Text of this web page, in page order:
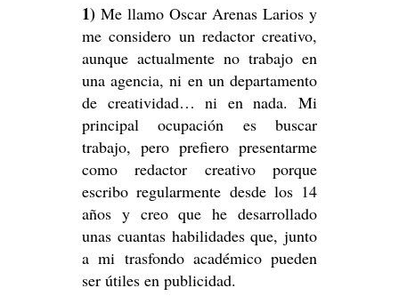
1) Me llamo Oscar Arenas Larios y
me considero un redactor creativo,
aunque actualmente no trabajo en
una agencia, ni en un departamento
de creatividad… ni en nada. Mi
principal ocupación es buscar
trabajo, pero prefiero presentarme
como redactor creativo porque
escribo regularmente desde los 14
años y creo que he desarrollado
unas cuantas habilidades que, junto
a mi trasfondo académico pueden
ser útiles en publicidad.